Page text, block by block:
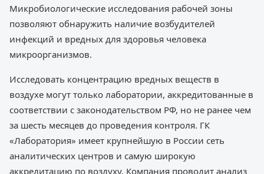
Микробиологические исследования рабочей зоны
позволяют обнаружить наличие возбудителей
инфекций и вредных для здоровья человека
микроорганизмов.
Исследовать концентрацию вредных веществ в
воздухе могут только лаборатории, аккредитованные в
соответствии с законодательством РФ, но не ранее чем
за шесть месяцев до проведения контроля. ГК
«Лаборатория» имеет крупнейшую в России сеть
аналитических центров и самую широкую
аккредитацию по воздуху. Компания проводит анализ